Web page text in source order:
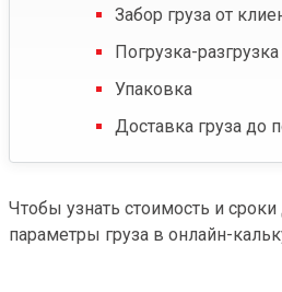
Забор груза от
Погрузка-разгрузка
Упаковка
Доставка груза до
Чтобы узнать стоимость и
параметры груза в онлайн-